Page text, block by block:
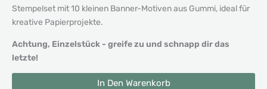
Stempelset mit 10 kleinen Banner-Motiven aus Gummi, ideal für
kreative Papierprojekte.
Achtung, Einzelstück - greife zu und schnapp dir das
letzte!
Stempelset
In Den Warenkorb
Alternative: